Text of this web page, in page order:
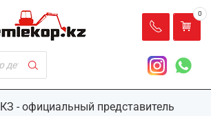
- официальный представитель
0